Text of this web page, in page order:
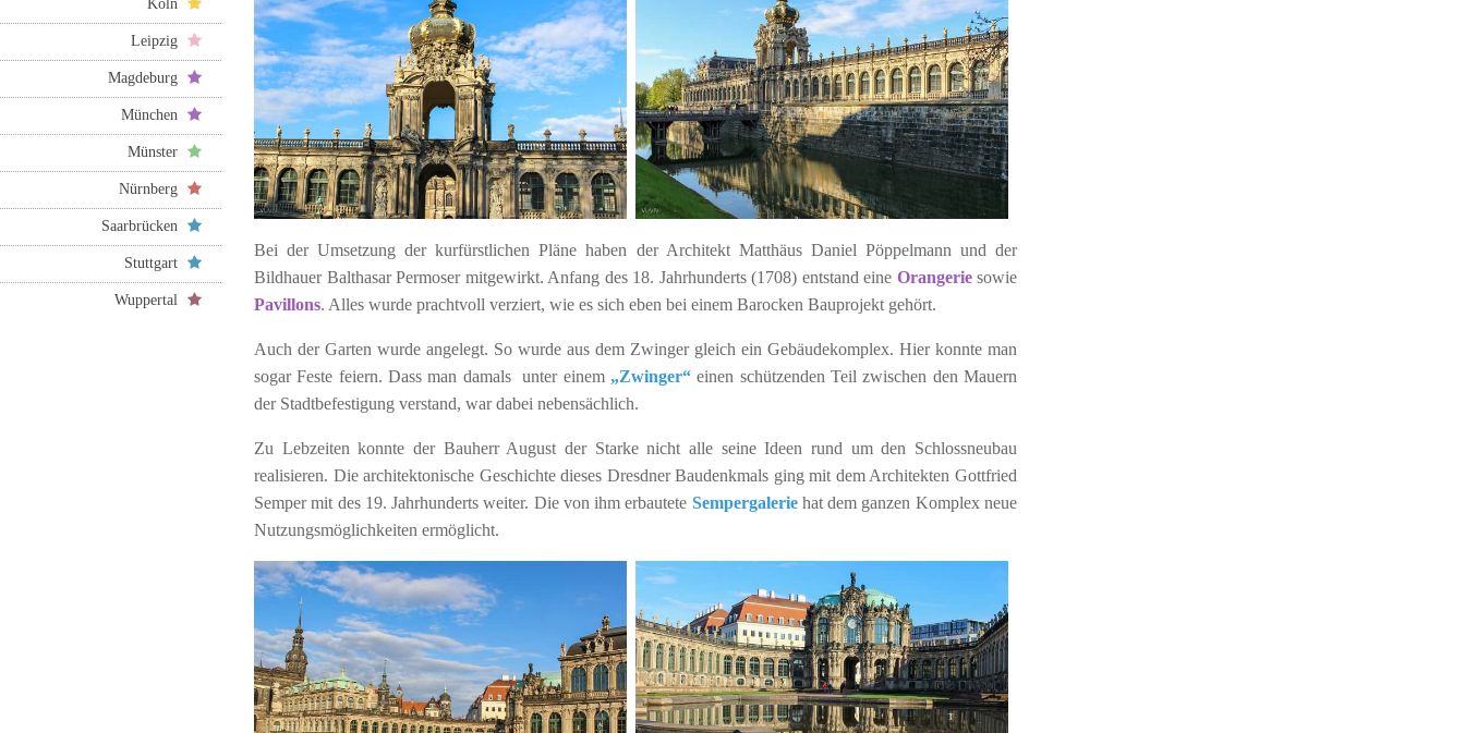
Köln
Leipzig
Magdeburg
München
Münster
Nürnberg
Saarbrücken
Stuttgart
Wuppertal
Bei der Umsetzung der kurfürstlichen Pläne haben der Architekt Matthäus Daniel Pöppelmann und der
Bildhauer Balthasar Permoser mitgewirkt. Anfang des 18. Jahrhunderts (1708) entstand eine Orangeriesowie
Pavillons. Alles wurde prachtvoll verziert, wie es sich eben bei einem Barocken Bauprojekt gehört.
Auch der Garten wurde angelegt. So wurde aus dem Zwinger gleich ein Gebäudekomplex. Hier konnte man
sogar Feste feiern. Dass man damals unter einem „Zwinger“ einen schützenden Teil zwischen den Mauern
der Stadtbefestigung verstand, war dabei nebensächlich.
Zu Lebzeiten konnte der Bauherr August der Starke nicht alle seine Ideen rund um den Schlossneubau
realisieren. Die architektonische Geschichte dieses Dresdner Baudenkmals ging mit dem Architekten Gottfried
Semper mit des 19. Jahrhunderts weiter. Die von ihm erbautete Sempergalerie hat dem ganzen Komplex neue
Nutzungsmöglichkeiten ermöglicht.